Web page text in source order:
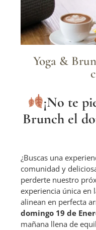
Yoga &
¡No te
Brunch el
¿Buscas una
comunidad y
perderte nuestro
experiencia única en
alinean en perfecta
domingo 19 de
mañana llena de